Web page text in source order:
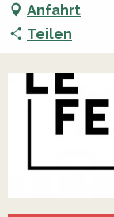
Anfahrt
Teilen